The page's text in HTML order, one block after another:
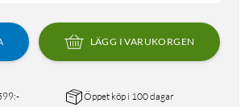
LÄGG I VARUKORGEN
Öppet köp i 100 dagar